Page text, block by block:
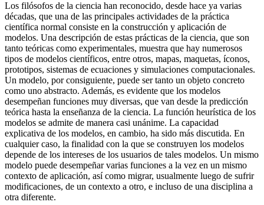
Los filósofos de la ciencia han reconocido, desde hace ya varias
décadas, que una de las principales actividades de la práctica
científica normal consiste en la construcción y aplicación de
modelos. Una descripción de estas prácticas de la ciencia, que son
tanto teóricas como experimentales, muestra que hay numerosos
tipos de modelos científicos, entre otros, mapas, maquetas, íconos,
prototipos, sistemas de ecuaciones y simulaciones computacionales.
Un modelo, por consiguiente, puede ser tanto un objeto concreto
como uno abstracto. Además, es evidente que los modelos
desempeñan funciones muy diversas, que van desde la predicción
teórica hasta la enseñanza de la ciencia. La función heurística de los
modelos se admite de manera casi unánime. La capacidad
explicativa de los modelos, en cambio, ha sido más discutida. En
cualquier caso, la finalidad con la que se construyen los modelos
depende de los intereses de los usuarios de tales modelos. Un mismo
modelo puede desempeñar varias funciones a la vez en un mismo
contexto de aplicación, así como migrar, usualmente luego de sufrir
modificaciones, de un contexto a otro, e incluso de una disciplina a
otra diferente.